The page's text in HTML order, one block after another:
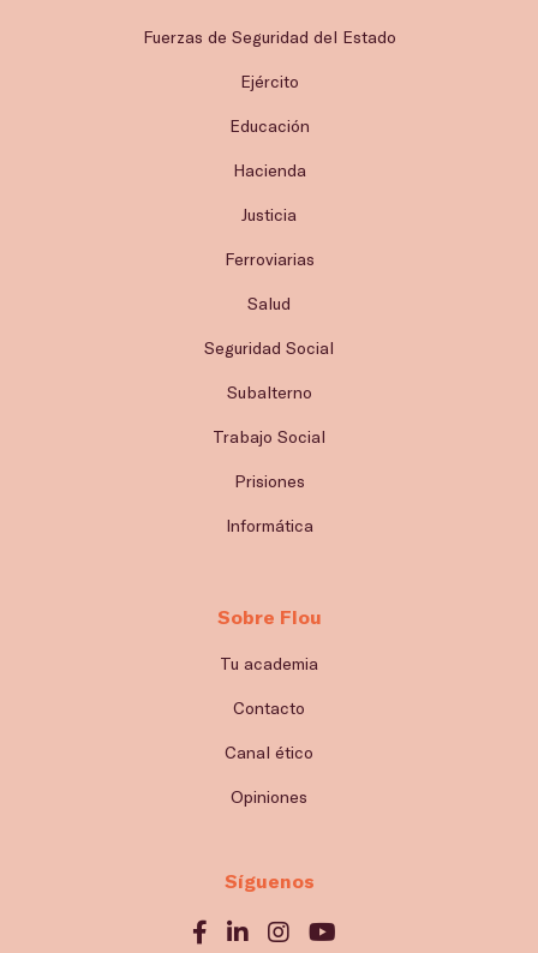
Fuerzas de Seguridad del Estado
Ejército
Educación
Hacienda
Justicia
Ferroviarias
Salud
Seguridad Social
Subalterno
Trabajo Social
Prisiones
Informática
Sobre Flou
Tu academia
Contacto
Canal ético
Opiniones
Síguenos